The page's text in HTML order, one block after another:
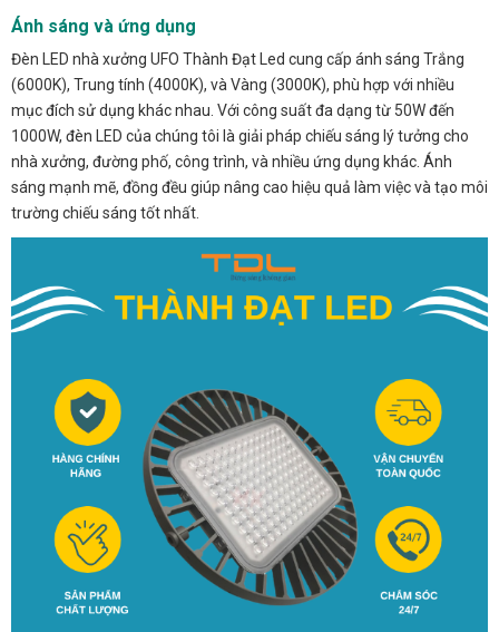
Ánh sáng và ứng dụng
Đèn LED nhà xưởng UFO Thành Đạt Led cung cấp ánh sáng Trắng
(6000K), Trung tính (4000K), và Vàng (3000K), phù hợp với nhiều
mục đích sử dụng khác nhau. Với công suất đa dạng từ 50W đến
1000W, đèn LED của chúng tôi là giải pháp chiếu sáng lý tưởng cho
nhà xưởng, đường phố, công trình, và nhiều ứng dụng khác. Ánh
sáng mạnh mẽ, đồng đều giúp nâng cao hiệu quả làm việc và tạo môi
trường chiếu sáng tốt nhất.